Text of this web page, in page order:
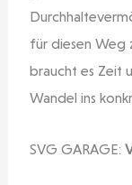
für diesen Weg
braucht es Zeit
Wandel ins
SVG GARAGE: